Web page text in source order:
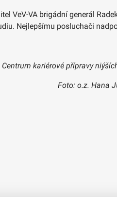
VeV-VA brigádní generál
Nejlepšímu posluchači
kariérové přípravy
Foto: o.z. Hana